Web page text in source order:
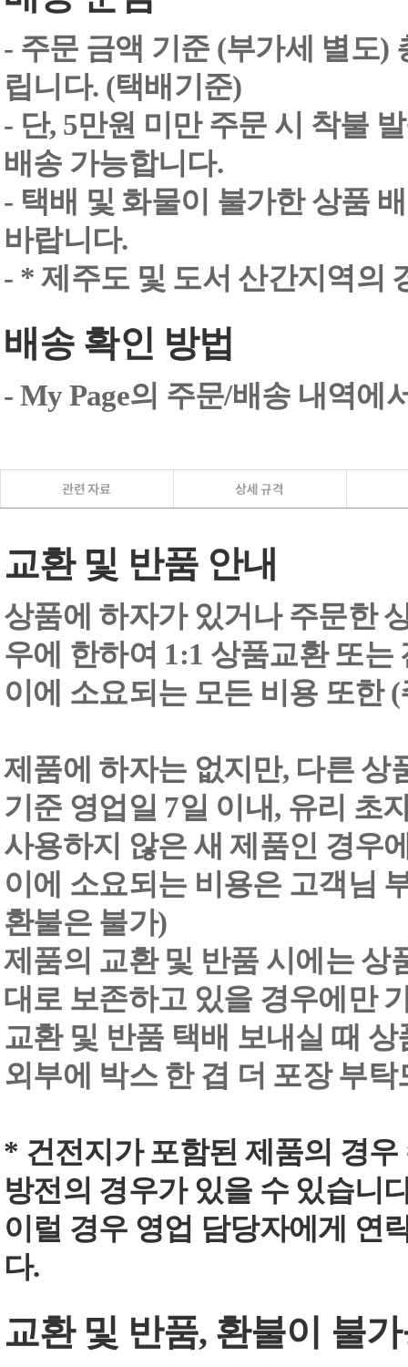
- 주문 금액 기준 (부가세 별도)
립니다. (택배기준)
- 단, 5만원 미만 주문 시 착불
배송 가능합니다.
- 택배 및 화물이 불가한 상품
바랍니다.
- * 제주도 및 도서 산간지역의
배송 확인 방법
- My Page의 주문/배송 내역에
교환 및 반품 안내
상품에 하자가 있거나 주문한
우에 한하여 1:1 상품교환 또는
이에 소요되는 모든 비용 또한
제품에 하자는 없지만, 다른 상
기준 영업일 7일 이내, 유리 초
사용하지 않은 새 제품인 경우
이에 소요되는 비용은 고객님
환불은 불가)
제품의 교환 및 반품 시에는 상
대로 보존하고 있을 경우에만
교환 및 반품 택배 보내실 때
외부에 박스 한 겹 더 포장 부탁
* 건전지가 포함된 제품의 경
방전의 경우가 있을 수 있습니
이럴 경우 영업 담당자에게 연
다.
교환 및 반품, 환불이 불